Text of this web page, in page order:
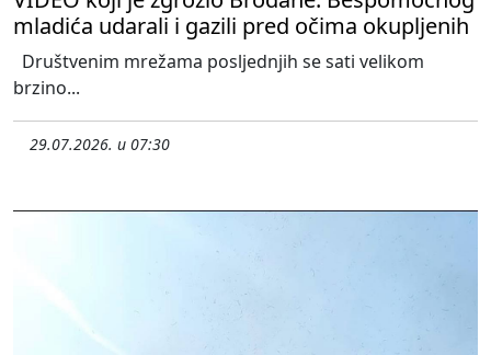
mladića udarali i gazili pred očima okupljenih
Društvenim mrežama posljednjih se sati velikom
brzino...
29.07.2026. u 07:30